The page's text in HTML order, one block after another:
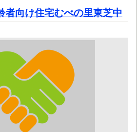
者向け住宅むべの里東芝中